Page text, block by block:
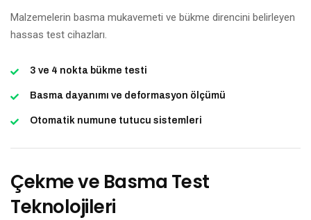
Malzemelerin basma mukavemeti ve bükme direncini belirleyen
hassas test cihazları.
3 ve 4 nokta bükme testi
Basma dayanımı ve deformasyon ölçümü
Otomatik numune tutucu sistemleri
Çekme ve Basma Test
Teknolojileri